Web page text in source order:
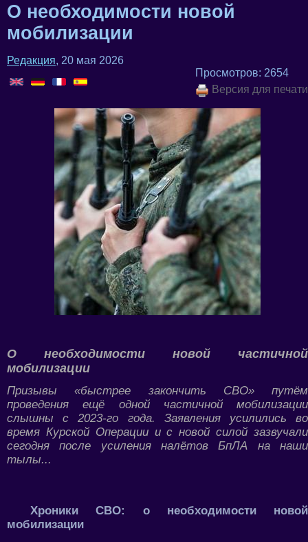
О необходимости новой
мобилизации
Редакция, 20 мая 2026
Просмотров: 2654
Версия для печати
О необходимости новой частичной
мобилизации
Призывы «быстрее закончить СВО» путём
проведения ещё одной частичной мобилизации
слышны с 2023-го года. Заявления усилились во
время Курской Операции и с новой силой зазвучали
сегодня после усиления налётов БпЛА на наши
тылы...
Хроники СВО: о необходимости новой
мобилизации